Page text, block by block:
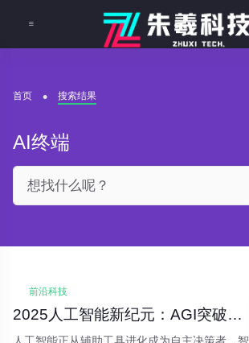
首页 搜索结果
AI终端
前沿科技
2025人工智能新纪元：AGI突破与智能体革命重塑未来
人工智能正从辅助工具进化成为自主决策者，智